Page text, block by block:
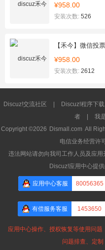
¥958.00
安装次数: 526
【禾今】微信投票
¥958.00
安装次数: 2612
Discuz!交流社区 Discuz!程序下载
者
我
Copyright ©2026 Dismall.com All
电信业务经营许
违法网站请勿向我司工作人员及应
Discuz!应用中心提
应用中心客服 80056365
有偿服务客服 1453650
应用中心操作、授权恢复等使用问题
问题排查、定